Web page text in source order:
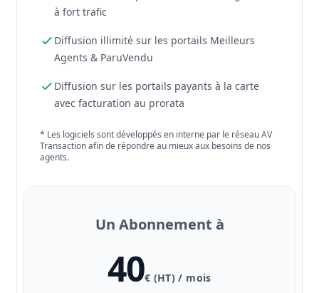
à fort trafic
Diffusion illimité sur les portails Meilleurs
Agents & ParuVendu
Diffusion sur les portails payants à la carte
avec facturation au prorata
* Les logiciels sont développés en interne par le réseau AV
Transaction afin de répondre au mieux aux besoins de nos
agents.
Un Abonnement à
40€ (HT) / mois